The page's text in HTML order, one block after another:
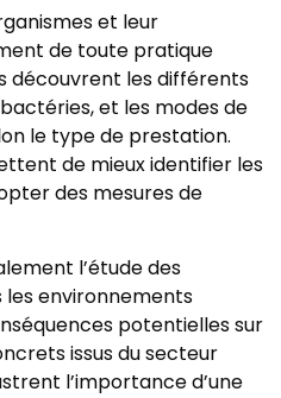
et leur
de toute pratique
découvrent les différents
et les modes de
le type de prestation.
de mieux identifier les
des mesures de
l’étude des
environnements
potentielles sur
issus du secteur
l’importance d’une